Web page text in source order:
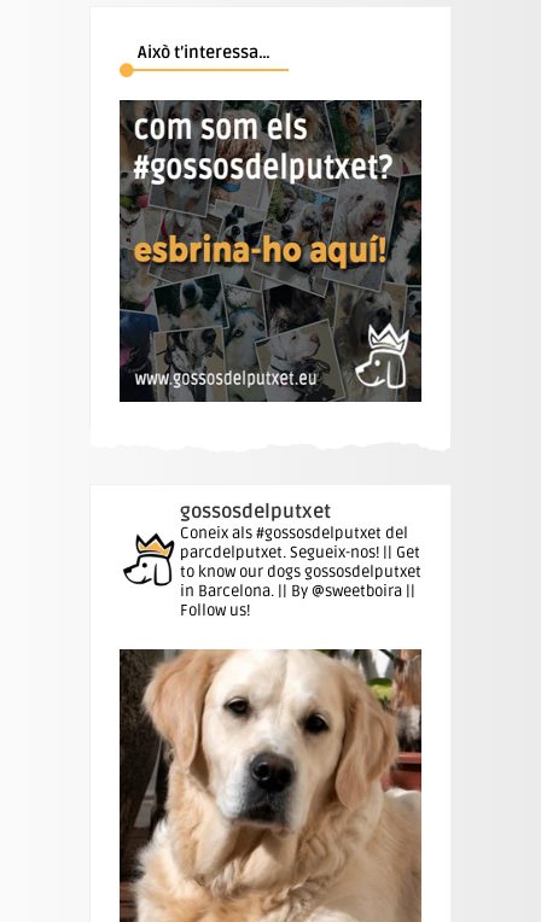
Això t’interessa…
gossosdelputxet
Coneix als #gossosdelputxet del
parcdelputxet. Segueix-nos! || Get
to know our dogs gossosdelputxet
in Barcelona. || By @sweetboira ||
Follow us!